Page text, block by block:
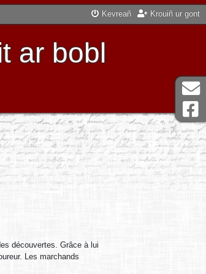
Kevreañ Krouiñ ur gont
ar bobl
découvertes. Grâce à lui
Les marchands